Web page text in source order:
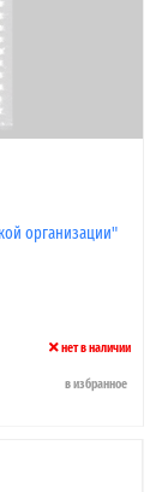
организации"
нет в наличии
в избранное